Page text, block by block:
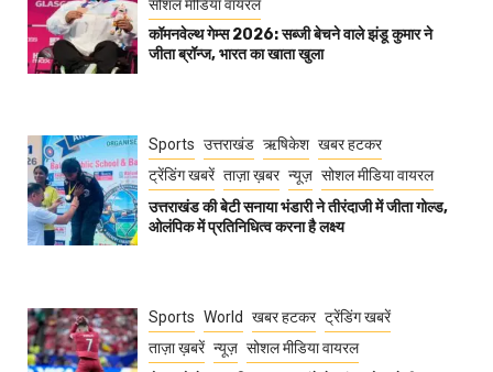
सोशल मीडिया वायरल
कॉमनवेल्थ गेम्स 2026: सब्जी बेचने वाले झंडू कुमार ने
जीता ब्रॉन्ज, भारत का खाता खुला
Sports उत्तराखंड ऋषिकेश खबर हटकर
ट्रेंडिंग खबरें ताज़ा ख़बर न्यूज़ सोशल मीडिया वायरल
उत्तराखंड की बेटी सनाया भंडारी ने तीरंदाजी में जीता गोल्ड,
ओलंपिक में प्रतिनिधित्व करना है लक्ष्य
Sports World खबर हटकर ट्रेंडिंग खबरें
ताज़ा ख़बरें न्यूज़ सोशल मीडिया वायरल